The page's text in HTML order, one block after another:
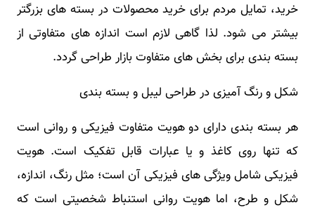
خرید، تمایل مردم برای خرید محصولات در بسته های بزرگتر
بیشتر می شود. لذا گاهی لازم است اندازه های متفاوتی از
بسته بندی برای بخش های متفاوت بازار طراحی گردد.
شکل و رنگ آمیزی در طراحی لیبل و بسته بندی
هر بسته بندی دارای دو هویت متفاوت فیزیکی و روانی است
که تنها روی کاغذ و یا عبارات قابل تفکیک است. هویت
فیزیکی شامل ویژگی های فیزیکی آن است؛ مثل رنگ، اندازه،
شکل و طرح، اما هویت روانی استنباط شخصیتی است که